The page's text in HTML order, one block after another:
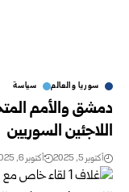
سوريا والعالم سياسة
دمشق والأمم
اللاجئين السوريين
أكتوبر 5, 2025 أكتوبر 6, 2025